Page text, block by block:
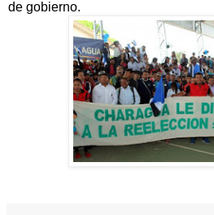
de gobierno.